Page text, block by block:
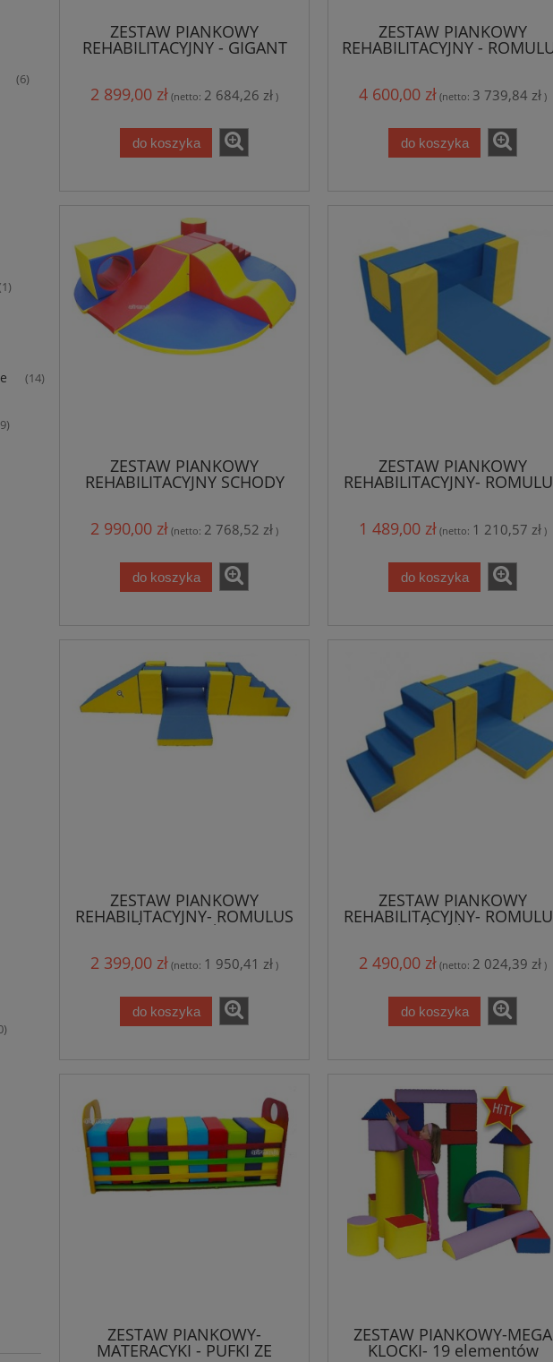
(6)
(14)
ZESTAW PIANKOWY
REHABILITACYJNY - GIGANT
2 899,00 zł (netto: 2 684,26 zł )
do koszyka
ZESTAW PIANKOWY
REHABILITACYJNY -
-11 ELEM.
4 600,00 zł (netto: 3 739,84 zł )
do koszyka
ZESTAW PIANKOWY
REHABILITACYJNY SCHODY
ZJAZDY
2 990,00 zł (netto: 2 768,52 zł )
do koszyka
ZESTAW PIANKOWY
REHABILITACYJNY-
BELKODROM
1 489,00 zł (netto: 1 210,57 zł )
do koszyka
ZESTAW PIANKOWY
REHABILITACYJNY- ROMULUS
RÓWNOWAŻNIA
2 399,00 zł (netto: 1 950,41 zł )
do koszyka
ZESTAW PIANKOWY
REHABILITACYJNY-
ŚCIEŻKA
2 490,00 zł (netto: 2 024,39 zł )
do koszyka
ZESTAW PIANKOWY-
MATERACYKI - PUFKI ZE
ZESTAW PIANKOWY-MEGA
KLOCKI- 19 elementów